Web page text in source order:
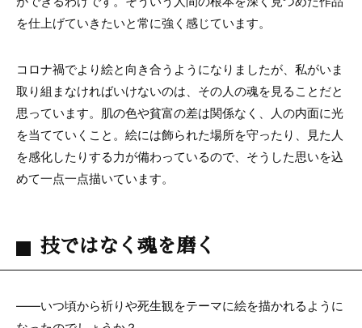
を仕上げていきたいと常に強く感じています。
コロナ禍でより絵と向き合うようになりましたが、私がいま
取り組まなければいけないのは、その人の魂を見ることだと
思っています。肌の色や貧富の差は関係なく、人の内面に光
を当てていくこと。絵には飾られた場所を守ったり、見た人
を感化したりする力が備わっているので、そうした思いを込
めて一点一点描いています。
技ではなく魂を磨く
――いつ頃から祈りや死生観をテーマに絵を描かれるように